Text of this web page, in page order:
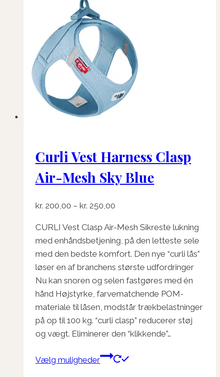
Mulighederne
kan
vælges
på
varesiden
Curli Vest Harness Clasp
Air-Mesh Sky Blue
kr. 200,00 – kr. 250,00
til
kr. 250,00
CURLI Vest Clasp Air-Mesh Sikreste lukning
med enhåndsbetjening, på den letteste sele
med den bedste komfort. Den nye “curli lås”
løser en af ​​branchens største udfordringer
Nu kan snoren og selen fastgøres med én
hånd Højstyrke, farvematchende POM-
materiale til låsen, modstår trækbelastninger
på op til 100 kg. “curli clasp” reducerer støj
og vægt. Eliminerer den “klikkende”…
Vælg muligheder
Dette